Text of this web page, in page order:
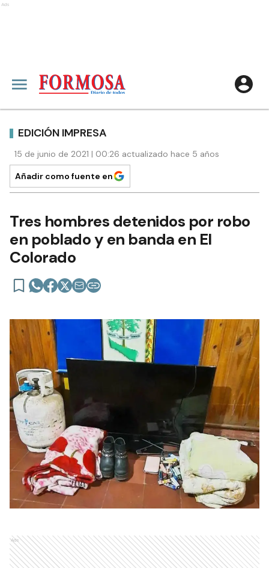
Ads
EDICIÓN IMPRESA
15 de junio de 2021 | 00:26 actualizado hace 5 años
Añadir como fuente en
Tres hombres detenidos por robo
en poblado y en banda en El
Colorado
Ads